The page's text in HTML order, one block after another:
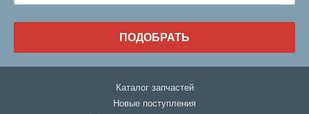
ПОДОБРАТЬ
Каталог запчастей
Новые поступления